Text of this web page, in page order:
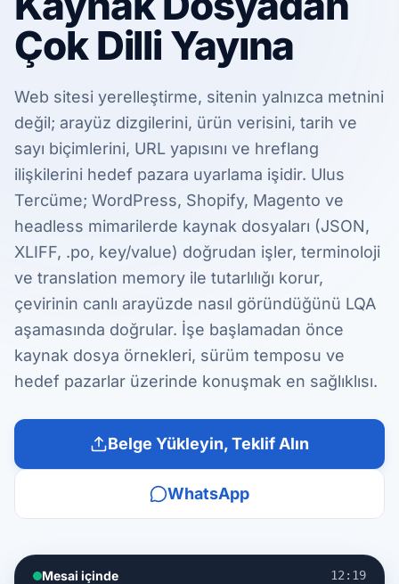
Çok Dilli Yayına
Web sitesi yerelleştirme, sitenin yalnızca metnini
değil; arayüz dizgilerini, ürün verisini, tarih ve
sayı biçimlerini, URL yapısını ve hreflang
ilişkilerini hedef pazara uyarlama işidir. Ulus
Tercüme; WordPress, Shopify, Magento ve
headless mimarilerde kaynak dosyaları (JSON,
XLIFF, .po, key/value) doğrudan işler, terminoloji
ve translation memory ile tutarlılığı korur,
çevirinin canlı arayüzde nasıl göründüğünü LQA
aşamasında doğrular. İşe başlamadan önce
kaynak dosya örnekleri, sürüm temposu ve
hedef pazarlar üzerinde konuşmak en sağlıklısı.
Belge Yükleyin, Teklif Alın
WhatsApp
Mesai içinde 12:19